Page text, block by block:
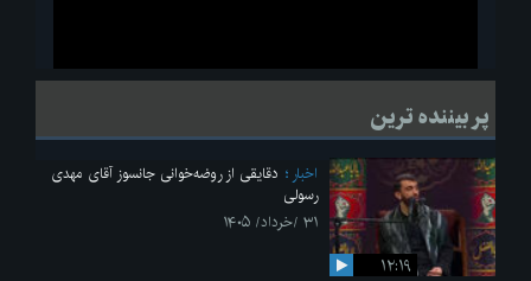
لحظاتی از قرائت زیارت اربعین امام حسین(ع) در مراسم عزاداری هیئات
پر بیننده ترین
۱۲:۱۹
اخبار
دقایقی از روضه‌خوانی جانسوز آقای مهدی
رسولی
۳۱ /خرداد/ ۱۴۰۵